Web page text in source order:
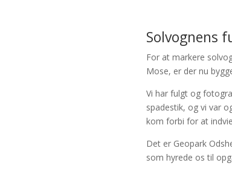
Solvognens
For at markere
Mose, er der nu
Vi har fulgt og
spadestik, og vi var
kom forbi for at
Det er Geopark
som hyrede os til